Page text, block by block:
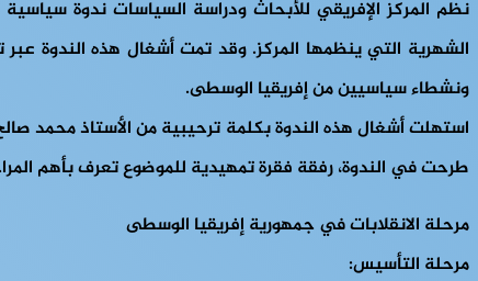
نظم المركز الإفريقي للأبحاث ودراسة السياسات ندوة
ونشطاء سياسيين من إفريقيا الوسطى.
استهلت أشغال هذه الندوة بكلمة ترحيبية من الأستاذ محمد
طرحت في الندوة، رفقة فقرة تمهيدية للموضوع تعرف بأهم
مرحلة الانقلابات في جمهورية إفريقيا الوسطى
مرحلة التأسيس: